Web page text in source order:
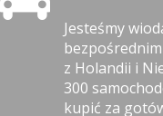
Jesteśmy
z Holandii i
300
kupić za